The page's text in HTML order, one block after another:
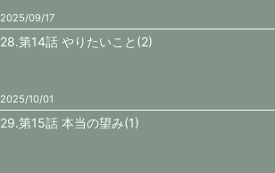
2025/09/17
28.第14話 やりたいこと(2)
2025/10/01
29.第15話 本当の望み(1)